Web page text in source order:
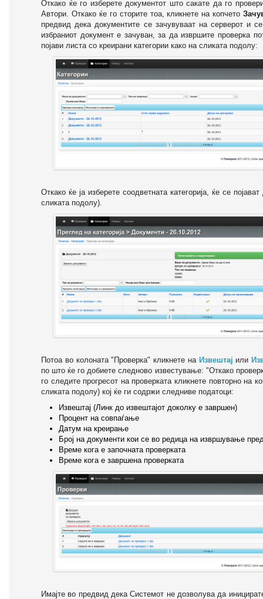
Откако ќе го изберете документот што сакате да го
Автори. Откако ќе го сторите тоа, кликнете на копчето
предвид дека документите се зачувуваат на серверот и
избраниот документ е зачуван, за да извршите проверка
појави листа со креирани категории како на сликата подолу:
Откако ќе ја изберете соодветната категорија, ќе се
сликата подолу).
Потоа во колоната "Проверка" кликнете на Извештај или
по што ќе го добиете следново известување: "Oткако
го следите прогресот на проверката кликнете повторно на
сликата подолу) кој ќе ги содржи следниве податоци:
Извештај (Линк до извештајот доколку е завршен)
Процент на совпаѓање
Датум на креирање
Број на документи кои се во редица на извршување
Време кога е започната проверката
Време кога е завршена проверката
Имајте во предвид дека Системот не дозволува да